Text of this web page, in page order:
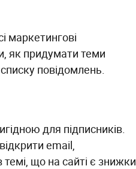
маркетингові
як придумати теми
повідомлень.
для підписників.
email,
що на сайті є знижки